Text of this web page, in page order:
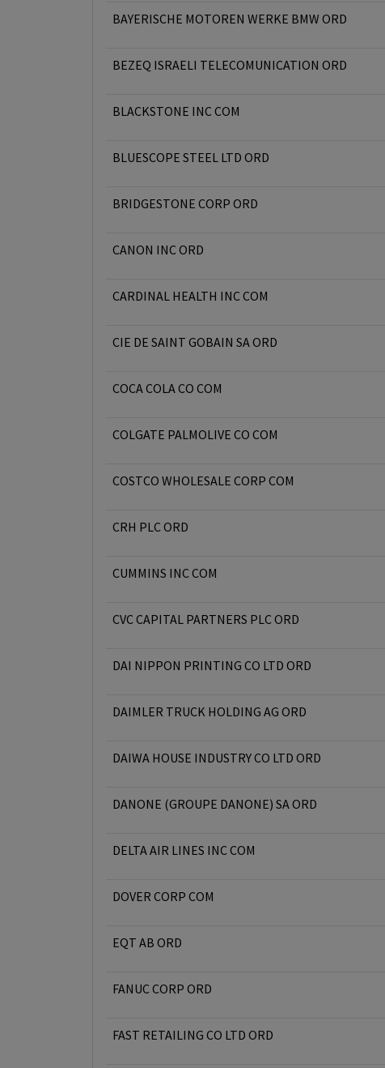
BAYERISCHE MOTOREN WERKE BMW ORD
BEZEQ ISRAELI TELECOMUNICATION ORD
BLACKSTONE INC COM
BLUESCOPE STEEL LTD ORD
BRIDGESTONE CORP ORD
CANON INC ORD
CARDINAL HEALTH INC COM
CIE DE SAINT GOBAIN SA ORD
COCA COLA CO COM
COLGATE PALMOLIVE CO COM
COSTCO WHOLESALE CORP COM
CRH PLC ORD
CUMMINS INC COM
CVC CAPITAL PARTNERS PLC ORD
DAI NIPPON PRINTING CO LTD ORD
DAIMLER TRUCK HOLDING AG ORD
DAIWA HOUSE INDUSTRY CO LTD ORD
DANONE (GROUPE DANONE) SA ORD
DELTA AIR LINES INC COM
DOVER CORP COM
EQT AB ORD
FANUC CORP ORD
FAST RETAILING CO LTD ORD